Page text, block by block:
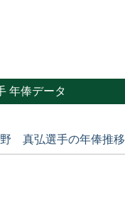
年俸データ
真弘選手の年俸推移